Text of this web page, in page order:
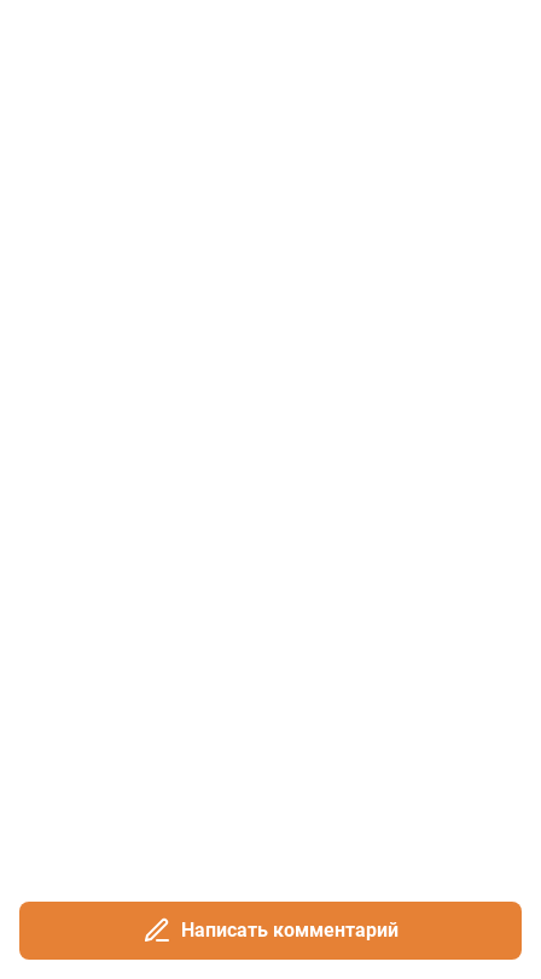
Написать комментарий